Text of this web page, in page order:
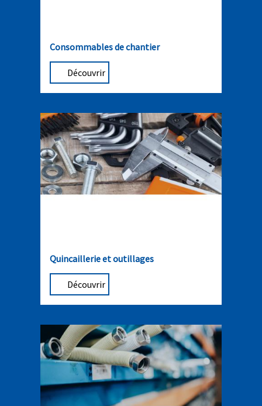
Consommables de chantier
Découvrir
Quincaillerie et outillages
Découvrir